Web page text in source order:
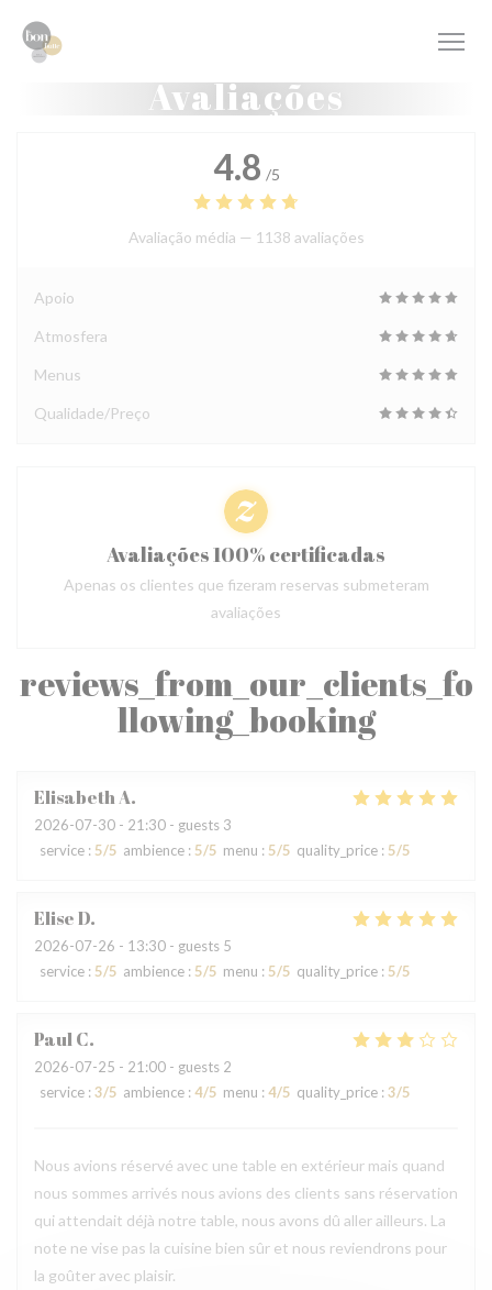
Avaliações
reviews_from_our_clients_fo
llowing_booking
ElisabethA
2026-07-30 - 21:30 - guests 3
service : 5/5 ambience : 5/5 menu : 5/5 quality_price : 5/5
EliseD
2026-07-26 - 13:30 - guests 5
service : 5/5 ambience : 5/5 menu : 5/5 quality_price : 5/5
PaulC
2026-07-25 - 21:00 - guests 2
service : 3/5 ambience : 4/5 menu : 4/5 quality_price : 3/5
Nous avions réservé avec une table en extérieur mais quand
nous sommes arrivés nous avions des clients sans réservation
qui attendait déjà notre table, nous avons dû aller ailleurs. La
note ne vise pas la cuisine bien sûr et nous reviendrons pour
la goûter avec plaisir.
4.8 /5
Avaliação média — 1138 avaliações
Apoio
Atmosfera
Menus
Qualidade/Preço
Avaliações 100% certificadas
Apenas os clientes que fizeram reservas submeteram
avaliações